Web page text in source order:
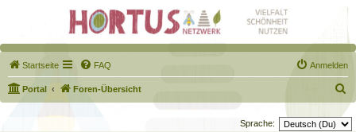
Startseite FAQ Anmelden
Portal Foren-Übersicht
u
c
Sprache: